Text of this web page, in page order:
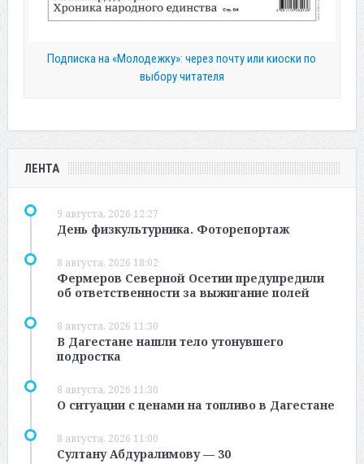
Подписка на «Молодежку»: через почту или киоски по
выбору читателя
ЛЕНТА
9 августа, 2026 12:27
День физкультурника. Фоторепортаж
8 августа, 2026 18:02
Фермеров Северной Осетии предупредили
об ответственности за выжигание полей
8 августа, 2026 11:30
В Дагестане нашли тело утонувшего
подростка
8 августа, 2026 11:30
О ситуации с ценами на топливо в Дагестане
8 августа, 2026 11:00
Султану Абдуралимову — 30